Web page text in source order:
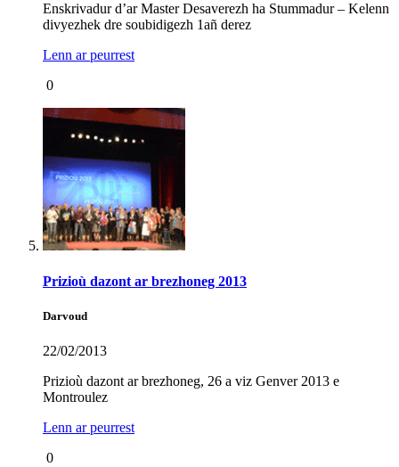
Enskrivadur d’ar Master Desaverezh ha Stummadur – Kelenn
divyezhek dre soubidigezh 1añ derez
Lenn ar peurrest
0
Prizioù dazont ar brezhoneg 2013
Darvoud
22/02/2013
Prizioù dazont ar brezhoneg, 26 a viz Genver 2013 e
Montroulez
Lenn ar peurrest
0